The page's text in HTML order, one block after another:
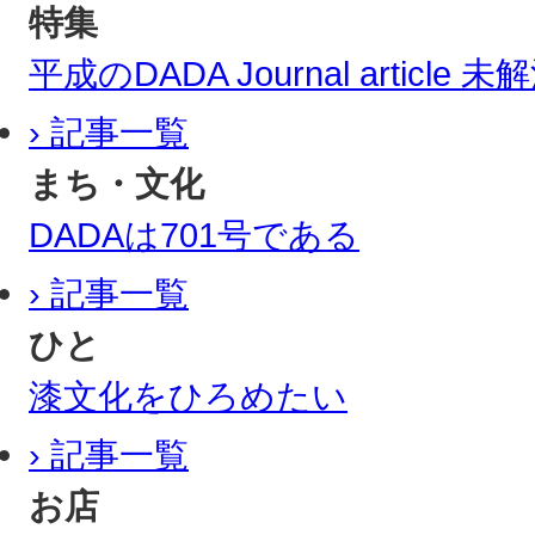
特集
平成のDADA Journal article 未
› 記事一覧
まち・文化
DADAは701号である
› 記事一覧
ひと
漆文化をひろめたい
› 記事一覧
お店